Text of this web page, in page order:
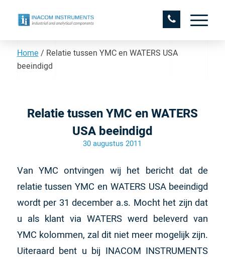
Home / Relatie tussen YMC en WATERS USA
beeindigd
Relatie tussen YMC en WATERS
USA beeindigd
30 augustus 2011
Van YMC ontvingen wij het bericht dat de
relatie tussen YMC en WATERS USA beeindigd
wordt per 31 december a.s. Mocht het zijn dat
u als klant via WATERS werd beleverd van
YMC kolommen, zal dit niet meer mogelijk zijn.
Uiteraard bent u bij INACOM INSTRUMENTS